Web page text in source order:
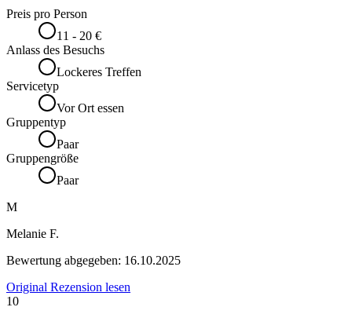
Preis pro Person
11 - 20 €
Anlass des Besuchs
Lockeres Treffen
Servicetyp
Vor Ort essen
Gruppentyp
Paar
Gruppengröße
Paar
M
Melanie F.
Bewertung abgegeben: 16.10.2025
Original Rezension lesen
10